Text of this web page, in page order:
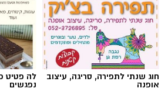
תגים:כרמל שאמה הכהן מכבי
אולם זיסמן ברמת גן, אולמה
אלו שיפוץ משמעותי לקראת
חוג שנתי לתפירה, סריגה, עיצוב
אופנה
לה פטיט
נפגשים